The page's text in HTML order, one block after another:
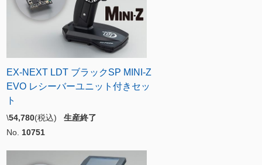
EX-NEXT LDT ブラックSP MINI-Z
EVO レシーバーユニット付きセッ
ト
\54,780(税込) 生産終了
No. 10751